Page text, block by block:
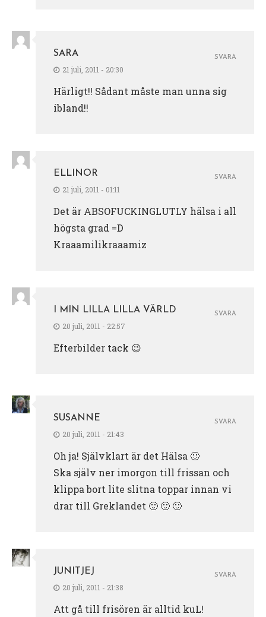
SARA
21 juli, 2011 - 20:30
Härligt!! Sådant måste man unna sig
ibland!!
SVARA
ELLINOR
21 juli, 2011 - 01:11
Det är ABSOFUCKINGLUTLY hälsa i all
högsta grad =D
Kraaamilikraaamiz
SVARA
I MIN LILLA LILLA VÄRLD
20 juli, 2011 - 22:57
Efterbilder tack 😉
SVARA
SUSANNE
20 juli, 2011 - 21:43
Oh ja! Självklart är det Hälsa 🙂
Ska själv ner imorgon till frissan och
klippa bort lite slitna toppar innan vi
drar till Greklandet 🙂 🙂 🙂
SVARA
JUNITJEJ
20 juli, 2011 - 21:38
Att gå till frisören är alltid kuL!
SVARA